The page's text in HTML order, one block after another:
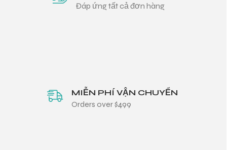
Đáp ứng tất cả đơn hàng
MIỄN PHÍ VẬN CHUYỂN
Orders over $499